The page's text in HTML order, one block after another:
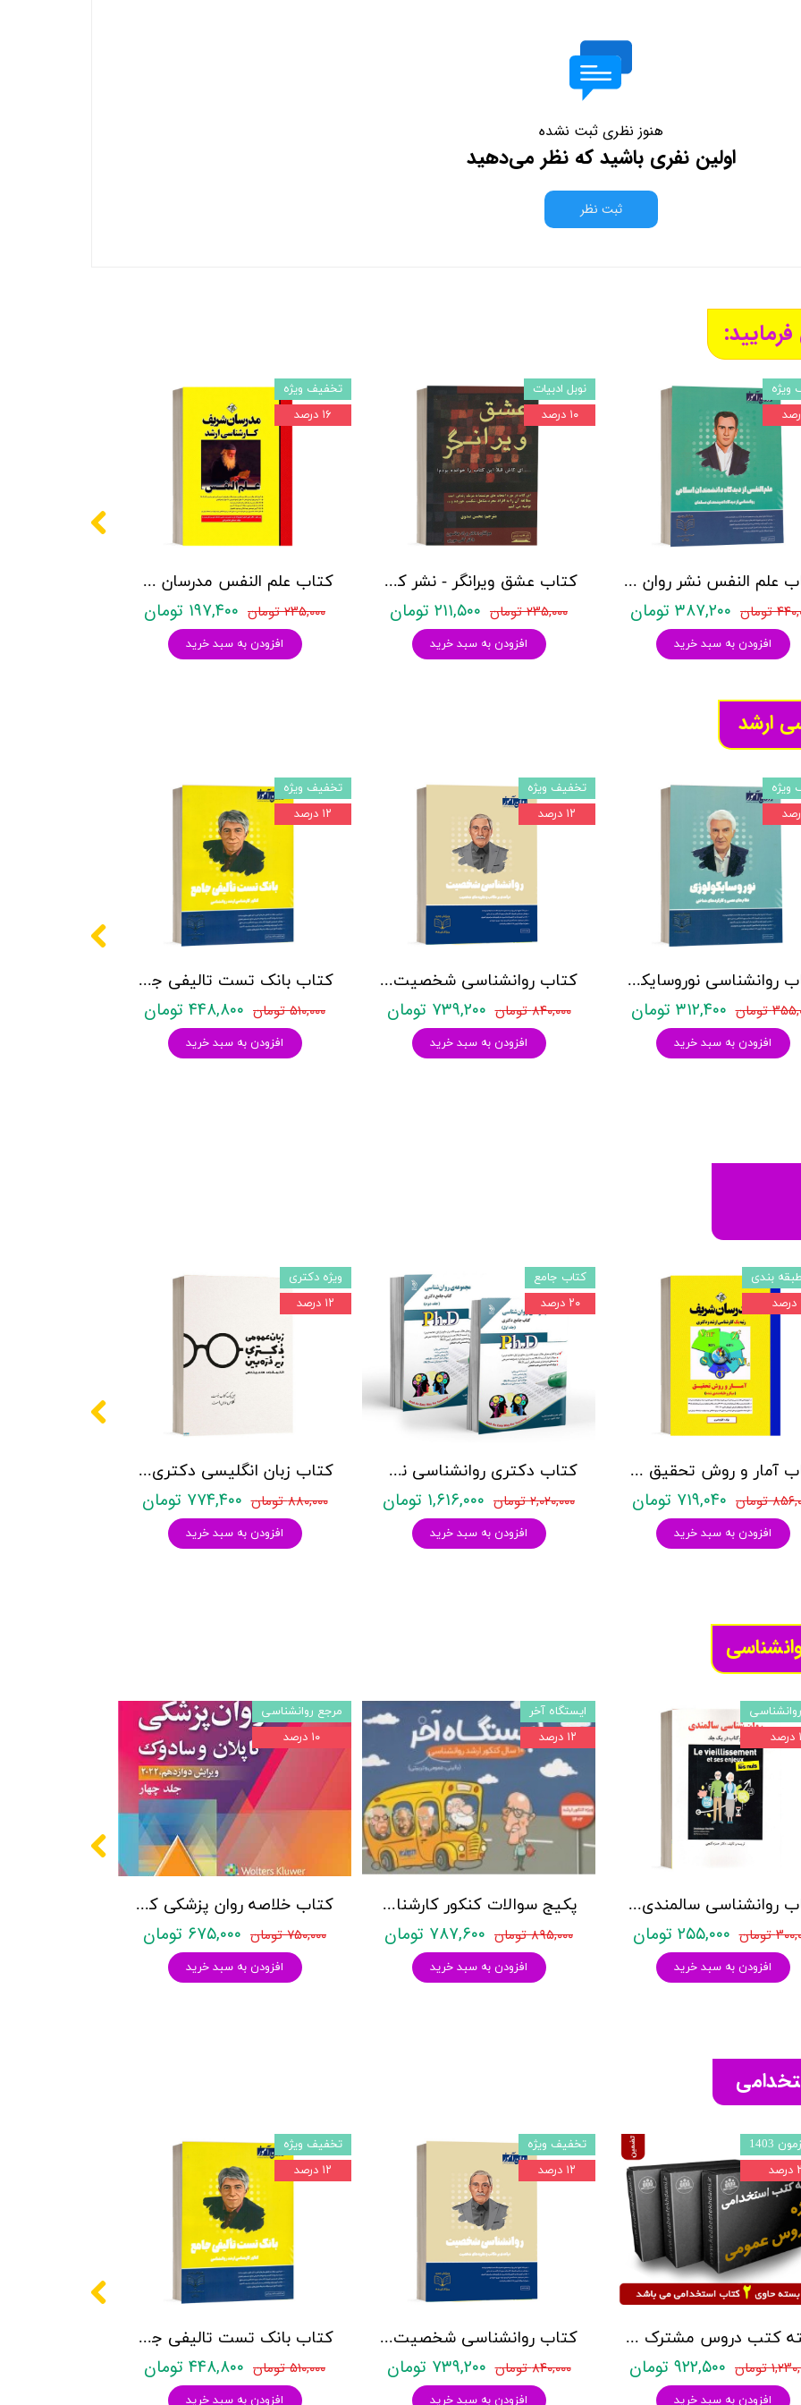
هنوز نظری ثبت نشده
اولین نفری باشید که نظر می‌دهید
ثبت نظر
کتاب علم النفس مدرسان شریف - تالیف صادق خدامرادي
۲۳۵,۰۰۰ تومان ۱۹۷,۴۰۰ تومان
افزودن به سبد خرید
تخفیف ویژه
۱۶ درصد
کتاب عشق ویرانگر - نشر کتیبه فارسی
۲۳۵,۰۰۰ تومان ۲۱۱,۵۰۰ تومان
افزودن به سبد خرید
نوبل ادبیات
۱۰ درصد
کتاب علم النفس نشر روان آموز مجمدعلی خالق پور
تومان ۳۸۷,۲۰۰ تومان
افزودن به سبد خرید
ویژه
کتاب بانک تست تالیفی جامع روان آموز
۵۱۰,۰۰۰ تومان ۴۴۸,۸۰۰ تومان
افزودن به سبد خرید
تخفیف ویژه
۱۲ درصد
کتاب روانشناسی شخصیت نشر روان آموز زهرا ساعدی
۸۴۰,۰۰۰ تومان ۷۳۹,۲۰۰ تومان
افزودن به سبد خرید
تخفیف ویژه
۱۲ درصد
کتاب روانشناسی نوروسایکولوژی نشر روان آموز حمیده نامداری
تومان ۳۱۲,۴۰۰ تومان
افزودن به سبد خرید
ویژه
ارشد
کتاب زبان انگلیسی دکتری زیر ذره بین هادی جهانشاهی
۸۸۰,۰۰۰ تومان ۷۷۴,۴۰۰ تومان
افزودن به سبد خرید
ویژه دکتری
۱۲ درصد
کتاب دکتری روانشناسی نشر آراه - دو جلدی
۲,۰۲۰,۰۰۰ تومان ۱,۶۱۶,۰۰۰ تومان
افزودن به سبد خرید
کتاب جامع
۲۰ درصد
کتاب آمار و روش تحقیق مدرسان شریف
تومان ۷۱۹,۰۴۰ تومان
افزودن به سبد خرید
بندی
کتاب خلاصه روان پزشکی کاپلان و سادوک ویراست دوازدهم 2022 - جلد4- بنجامین جیمز سادوک ، ویرجینیا آلکوت سادوک ، پدرو روئیز - نشر ارجمند
۷۵۰,۰۰۰ تومان ۶۷۵,۰۰۰ تومان
افزودن به سبد خرید
مرجع روانشناسی
۱۰ درصد
پکیج سوالات کنکور کارشناسی ارشد روانشناسی (بالینی، عمومی و تربیتی) با پاسخنامه تشریحی روان آموز
۸۹۵,۰۰۰ تومان ۷۸۷,۶۰۰ تومان
افزودن به سبد خرید
ایستگاه آخر
۱۲ درصد
کتاب روانشناسی سالمندی - (2 كتاب در 1 جلد) - حمزه گنجی - نشر ساوالان
تومان ۲۵۵,۰۰۰ تومان
افزودن به سبد خرید
کتاب بانک تست تالیفی جامع روان آموز
۵۱۰,۰۰۰ تومان ۴۴۸,۸۰۰ تومان
افزودن به سبد خرید
تخفیف ویژه
۱۲ درصد
کتاب روانشناسی شخصیت نشر روان آموز زهرا ساعدی
۸۴۰,۰۰۰ تومان ۷۳۹,۲۰۰ تومان
افزودن به سبد خرید
تخفیف ویژه
۱۲ درصد
بسته کتب دروس مشترک عمومی اختصاصی آزمون استخدامی آموزش و پرورش نشر چهارخونه
تومان ۹۲۲,۵۰۰ تومان
افزودن به سبد خرید
1403